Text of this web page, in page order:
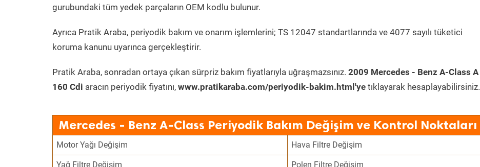
gurubundaki tüm yedek parçaların OEM kodlu bulunur.
Ayrıca Pratik Araba, periyodik bakım ve onarım işlemlerini; TS 12047 standartlarında ve 4077 sayılı tüketici
koruma kanunu uyarınca gerçekleştirir.
Pratik Araba, sonradan ortaya çıkan sürpriz bakım fiyatlarıyla uğraşmazsınız. 2009 Mercedes - Benz A-Class A
160 Cdi aracın periyodik fiyatını, www.pratikaraba.com/periyodik-bakim.html'ye tıklayarak hesaplayabilirsiniz.
Mercedes - Benz A-Class Periyodik Bakım Değişim ve Kontrol Noktaları
Motor Yağı Değişim Hava Filtre Değişim
Yağ Filtre Değişim Polen Filtre Değişim